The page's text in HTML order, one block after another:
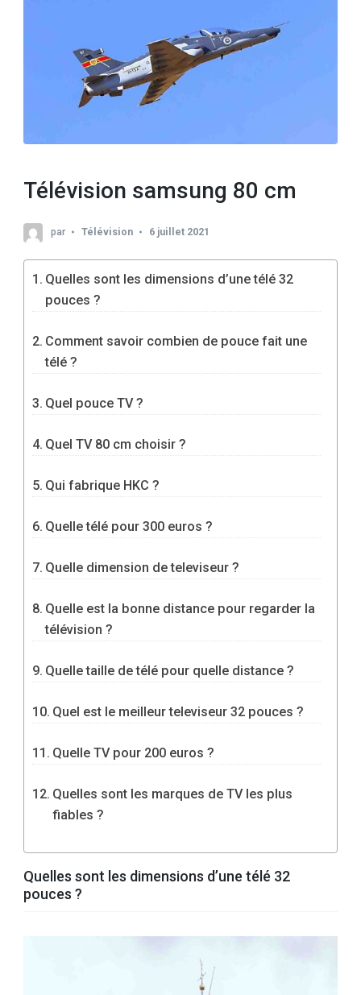
Télévision samsung 80 cm
par Télévision 6 juillet 2021
Quelles sont les dimensions d’une télé 32
pouces ?
Comment savoir combien de pouce fait une
télé ?
Quel pouce TV ?
Quel TV 80 cm choisir ?
Qui fabrique HKC ?
Quelle télé pour 300 euros ?
Quelle dimension de televiseur ?
Quelle est la bonne distance pour regarder la
télévision ?
Quelle taille de télé pour quelle distance ?
Quel est le meilleur televiseur 32 pouces ?
Quelle TV pour 200 euros ?
Quelles sont les marques de TV les plus
fiables ?
Quelles sont les dimensions d’une télé 32
pouces ?